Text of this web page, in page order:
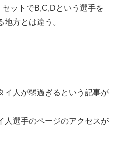
ットでB,C,Dという選手を
方とは違う。
イ人が弱過ぎるという記事が
人選手のページのアクセスが